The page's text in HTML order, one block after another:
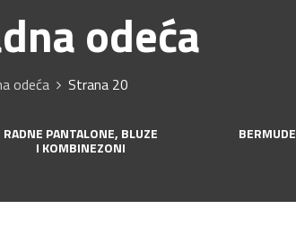
odeća
odeća Strana 20
RADNE PANTALONE, BLUZE
I KOMBINEZONI
BERMUDE